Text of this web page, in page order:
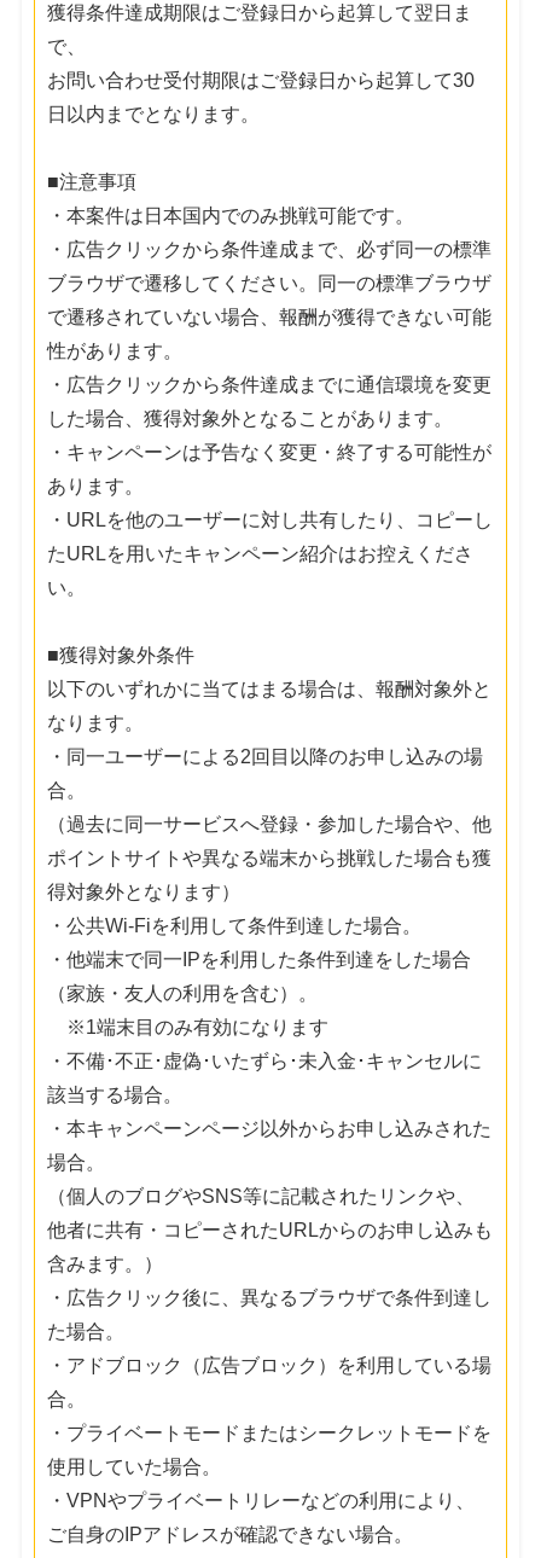
獲得条件達成期限はご登録日から起算して翌日ま
で、
お問い合わせ受付期限はご登録日から起算して30
日以内までとなります。
■注意事項
・本案件は日本国内でのみ挑戦可能です。
・広告クリックから条件達成まで、必ず同一の標準
ブラウザで遷移してください。同一の標準ブラウザ
で遷移されていない場合、報酬が獲得できない可能
性があります。
・広告クリックから条件達成までに通信環境を変更
した場合、獲得対象外となることがあります。
・キャンペーンは予告なく変更・終了する可能性が
あります。
・URLを他のユーザーに対し共有したり、コピーし
たURLを用いたキャンペーン紹介はお控えくださ
い。
■獲得対象外条件
以下のいずれかに当てはまる場合は、報酬対象外と
なります。
・同一ユーザーによる2回目以降のお申し込みの場
合。
（過去に同一サービスへ登録・参加した場合や、他
ポイントサイトや異なる端末から挑戦した場合も獲
得対象外となります）
・公共Wi-Fiを利用して条件到達した場合。
・他端末で同一IPを利用した条件到達をした場合
（家族・友人の利用を含む）。
※1端末目のみ有効になります
・不備･不正･虚偽･いたずら･未入金･キャンセルに
該当する場合。
・本キャンペーンページ以外からお申し込みされた
場合。
（個人のブログやSNS等に記載されたリンクや、
他者に共有・コピーされたURLからのお申し込みも
含みます。）
・広告クリック後に、異なるブラウザで条件到達し
た場合。
・アドブロック（広告ブロック）を利用している場
合。
・プライベートモードまたはシークレットモードを
使用していた場合。
・VPNやプライベートリレーなどの利用により、
ご自身のIPアドレスが確認できない場合。